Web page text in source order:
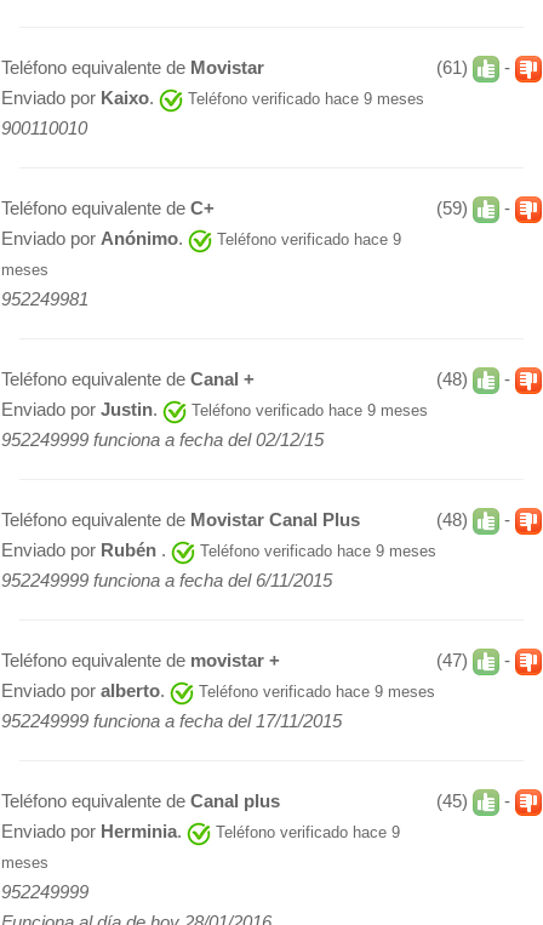
(61) -
Teléfono equivalente de Movistar
Enviado por Kaixo. Teléfono verificado hace 9 meses
900110010
(59) -
Teléfono equivalente de C+
Enviado por Anónimo.
Teléfono verificado hace 9
meses
952249981
(48) -
Teléfono equivalente de Canal +
Enviado por Justin. Teléfono verificado hace 9 meses
952249999 funciona a fecha del 02/12/15
(48) -
Teléfono equivalente de Movistar Canal Plus
Enviado por Rubén . Teléfono verificado hace 9 meses
952249999 funciona a fecha del 6/11/2015
(47) -
Teléfono equivalente de movistar +
Enviado por alberto. Teléfono verificado hace 9 meses
952249999 funciona a fecha del 17/11/2015
(45) -
Teléfono equivalente de Canal plus
Enviado por Herminia.
Teléfono verificado hace 9
meses
952249999